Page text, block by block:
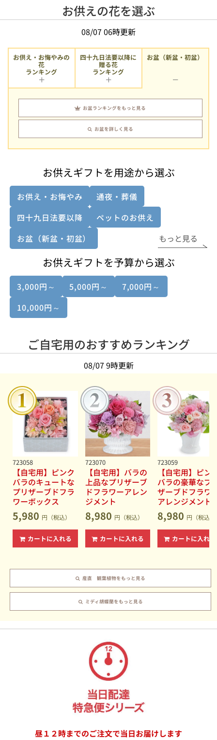
お供えの花を選ぶ
08/07 06時更新
お供え・お悔やみの
花
ランキング
四十九日法要以降に
贈る花
ランキング
お盆（新盆・初盆）
お盆ランキングをもっと見る
お盆を詳しく見る
お供えギフトを用途から選ぶ
お供え・お悔やみ
通夜・葬儀
四十九日法要以降
ペットのお供え
お盆（新盆・初盆）
もっと見る
お供えギフトを予算から選ぶ
3,000円～ 5,000円～
7,000円～
10,000円～
ご自宅用のおすすめランキング
08/07 9時更新
723058
【自宅用】ピンク
バラのキュートな
プリザーブドフラ
ワーボックス
5,980 円（税込）
カートに入れる
723070
【自宅用】バラの
上品なプリザーブ
ドフラワーアレン
ジメント
8,980 円（税込）
カートに入れる
723059
【自宅用】ピン
バラの豪華なプ
ザーブドフラワ
アレンジメント
8,980 円（税込）
カートに入れる
産直 観葉植物をもっと見る
ミディ胡蝶蘭をもっと見る
昼１２時までのご注文で当日お届けします